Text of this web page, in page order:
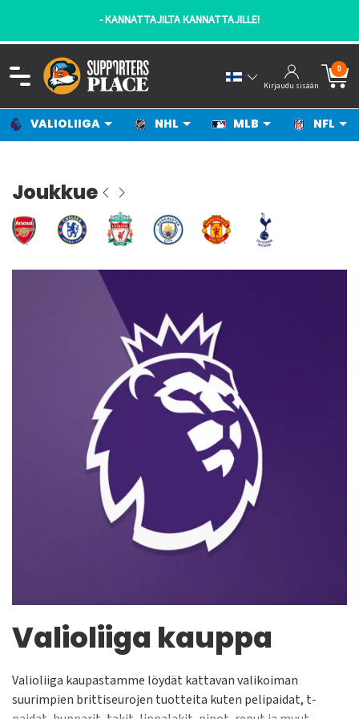
- KANNATTAJILTA KANNATTAJILLE!
Kirjaudu sisään
0
VALIOLIIGA NHL MLB NFL
Joukkue
Valioliiga kauppa
Valioliiga kaupastamme löydät kattavan valikoiman
suurimpien brittiseurojen tuotteita kuten pelipaidat, t-